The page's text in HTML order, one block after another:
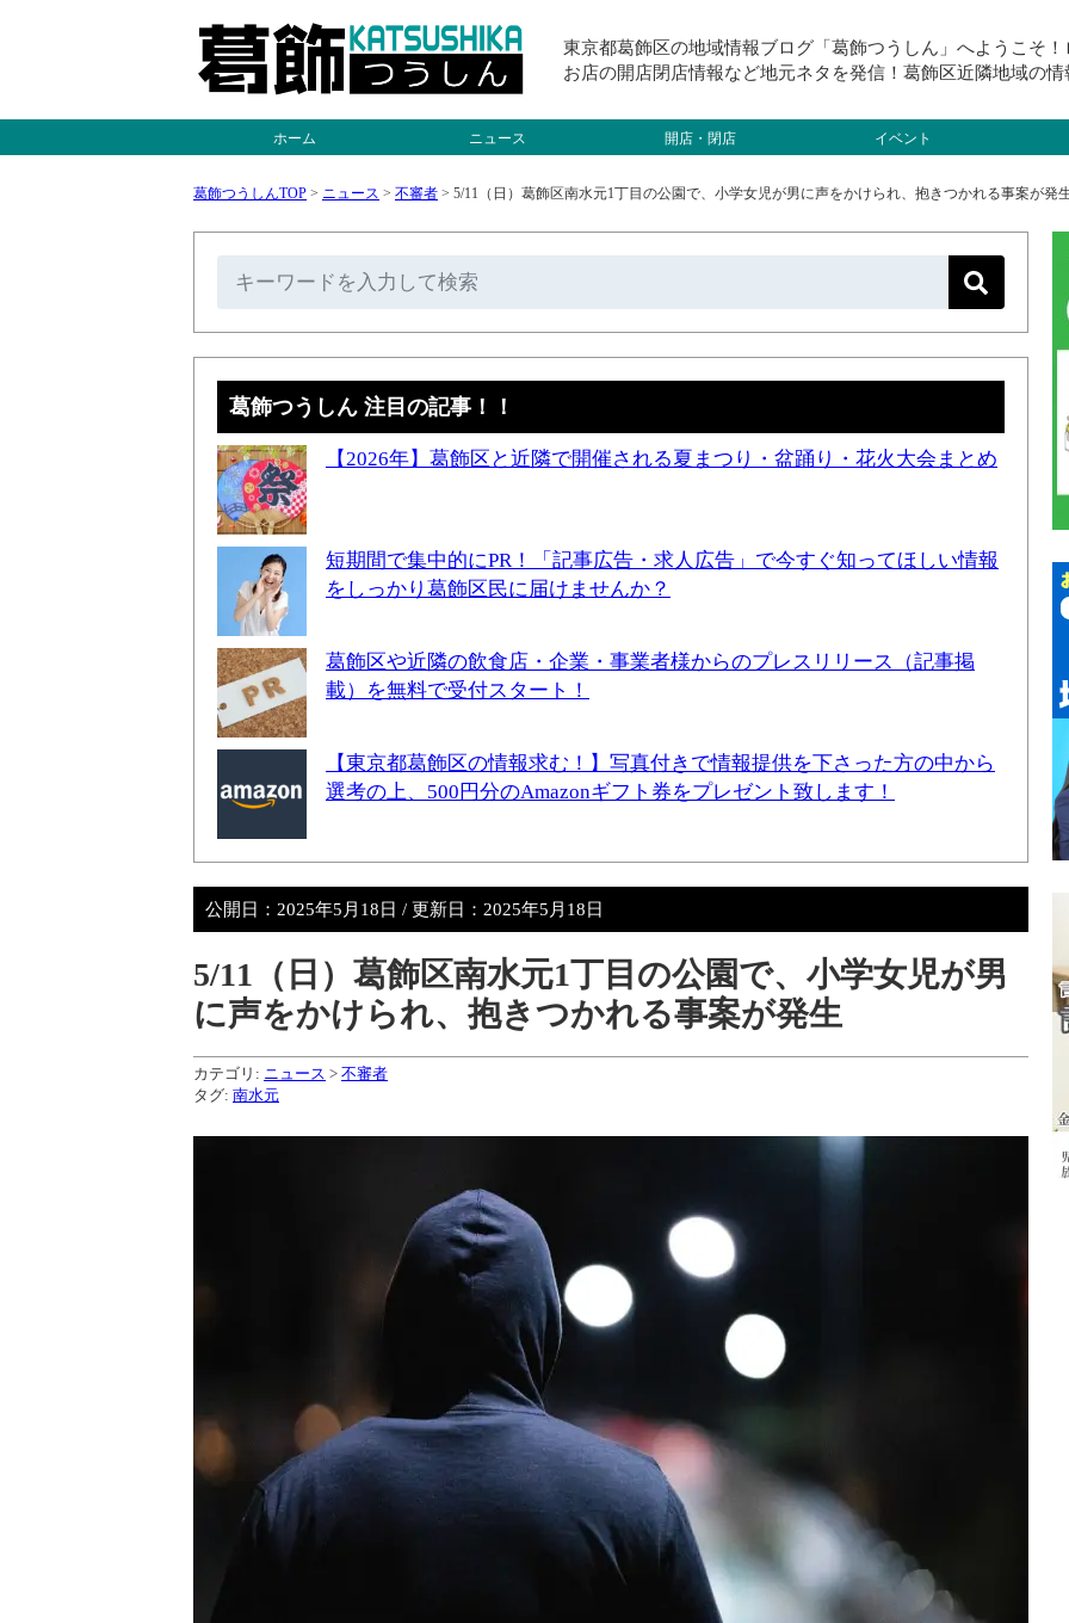
東京都葛飾区の地域情報ブログ「葛飾つうしん」へようこそ
お店の開店閉店情報など地元ネタを発信！葛飾区近隣地域の情
ホーム ニュース 開店・閉店 イベント
葛飾つうしんTOP > ニュース > 不審者 > 5/11（日）葛飾区南水元1丁目の公園で、小学女児が男に声をかけられ、抱きつかれる事案が発
葛飾つうしん 注目の記事！！
【2026年】葛飾区と近隣で開催される夏まつり・盆踊り・花火大会まとめ
短期間で集中的にPR！「記事広告・求人広告」で今すぐ知ってほしい情報
をしっかり葛飾区民に届けませんか？
葛飾区や近隣の飲食店・企業・事業者様からのプレスリリース（記事掲
載）を無料で受付スタート！
【東京都葛飾区の情報求む！】写真付きで情報提供を下さった方の中から
選考の上、500円分のAmazonギフト券をプレゼント致します！
公開日： 2025年5月18日 / 更新日： 2025年5月18日
5/11（日）葛飾区南水元1丁目の公園で、小学女児が男
に声をかけられ、抱きつかれる事案が発生
カテゴリ: ニュース > 不審者
タグ: 南水元